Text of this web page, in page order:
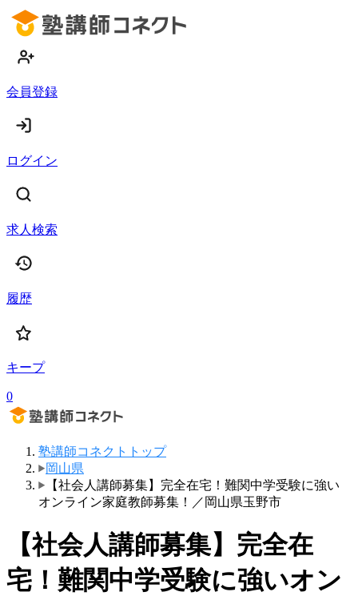
会員登録
ログイン
求人検索
履歴
キープ
0
塾講師コネクトトップ
岡山県
【社会人講師募集】完全在宅！難関中学受験に強い
オンライン家庭教師募集！／岡山県玉野市
【社会人講師募集】完全在
宅！難関中学受験に強いオン